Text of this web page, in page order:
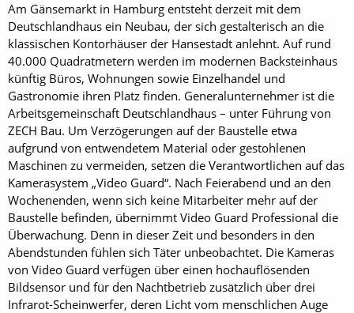
Am Gänsemarkt in Hamburg entsteht derzeit mit dem
Deutschlandhaus ein Neubau, der sich gestalterisch an die
klassischen Kontorhäuser der Hansestadt anlehnt. Auf rund
40.000 Quadratmetern werden im modernen Backsteinhaus
künftig Büros, Wohnungen sowie Einzelhandel und
Gastronomie ihren Platz finden. Generalunternehmer ist die
Arbeitsgemeinschaft Deutschlandhaus – unter Führung von
ZECH Bau. Um Verzögerungen auf der Baustelle etwa
aufgrund von entwendetem Material oder gestohlenen
Maschinen zu vermeiden, setzen die Verantwortlichen auf das
Kamerasystem „Video Guard“. Nach Feierabend und an den
Wochenenden, wenn sich keine Mitarbeiter mehr auf der
Baustelle befinden, übernimmt Video Guard Professional die
Überwachung. Denn in dieser Zeit und besonders in den
Abendstunden fühlen sich Täter unbeobachtet. Die Kameras
von Video Guard verfügen über einen hochauflösenden
Bildsensor und für den Nachtbetrieb zusätzlich über drei
Infrarot-Scheinwerfer, deren Licht vom menschlichen Auge